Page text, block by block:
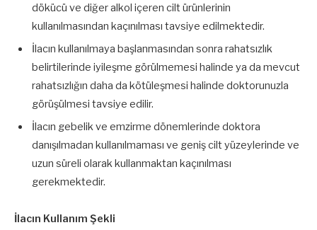
dökücü ve diğer alkol içeren cilt ürünlerinin
kullanılmasından kaçınılması tavsiye edilmektedir.
İlacın kullanılmaya başlanmasından sonra rahatsızlık
belirtilerinde iyileşme görülmemesi halinde ya da mevcut
rahatsızlığın daha da kötüleşmesi halinde doktorunuzla
görüşülmesi tavsiye edilir.
İlacın gebelik ve emzirme dönemlerinde doktora
danışılmadan kullanılmaması ve geniş cilt yüzeylerinde ve
uzun süreli olarak kullanmaktan kaçınılması
gerekmektedir.
İlacın Kullanım Şekli